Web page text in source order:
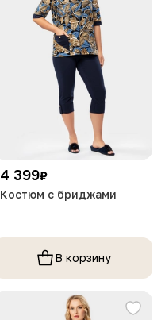
4 399₽
Костюм с бриджами
В корзину